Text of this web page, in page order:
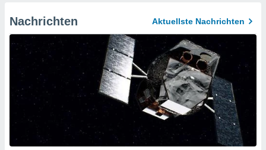
Nachrichten Aktuellste Nachrichten